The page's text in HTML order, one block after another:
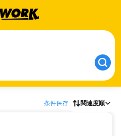
条件保存 関連度順